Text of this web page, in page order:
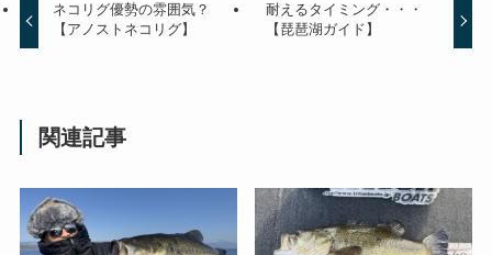
ネコリグ優勢の雰囲気？
【アノストネコリグ】
耐えるタイミング・・・
【琵琶湖ガイド】
関連記事